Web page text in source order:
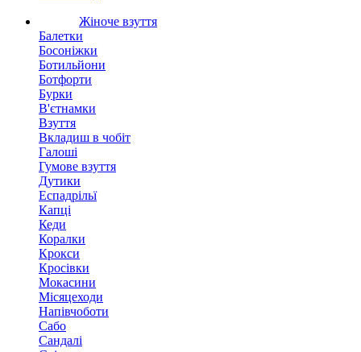
Жіноче взуття
Балетки
Босоніжки
Ботильйони
Ботфорти
Бурки
В'єтнамки
Взуття
Вкладиш в чобіт
Галоші
Гумове взуття
Дутики
Еспадрільї
Капці
Кеди
Коралки
Крокси
Кросівки
Мокасини
Місяцеходи
Напівчоботи
Сабо
Сандалі